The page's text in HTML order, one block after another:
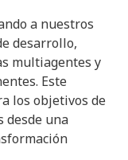
a nuestros
desarrollo,
multiagentes y
Este
los objetivos de
desde una